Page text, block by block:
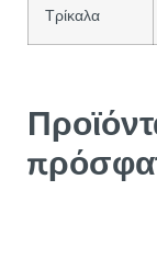
Τρίκαλα